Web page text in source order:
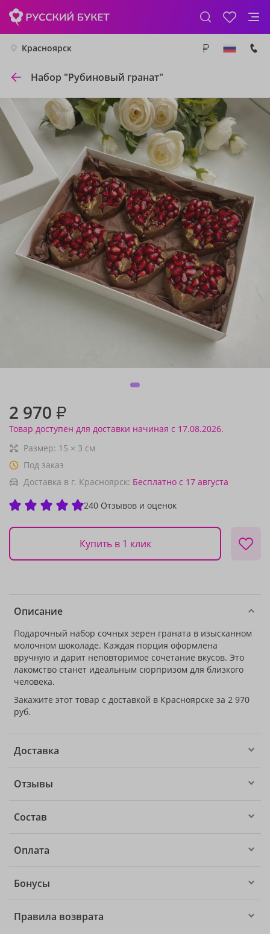
Красноярск
Набор "Рубиновый гранат"
2 970 ₽
Товар доступен для доставки начиная с 17.08.2026.
Размер: 15 × 3 см
Под заказ
Доставка в г. Красноярск: Бесплатно с 17 августа
240 Отзывов и оценок
Купить в 1 клик
Описание
Подарочный набор сочных зерен граната в изысканном
молочном шоколаде. Каждая порция оформлена
вручную и дарит неповторимое сочетание вкусов. Это
лакомство станет идеальным сюрпризом для близкого
человека.
Закажите этот товар с доставкой в Красноярске за 2 970
руб.
Доставка
Отзывы
Состав
Оплата
Бонусы
Правила возврата